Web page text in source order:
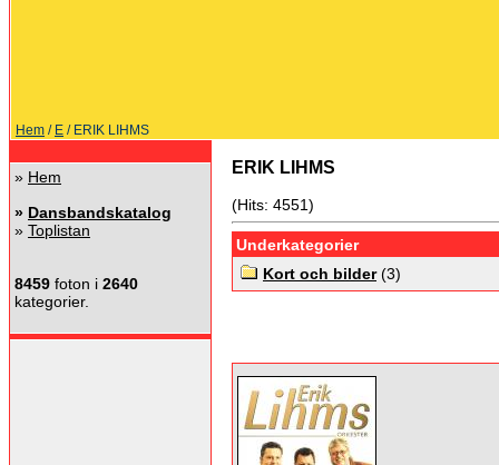
Hem / E / ERIK LIHMS
» Hem
» Dansbandskatalog
» Toplistan
8459 foton i 2640
kategorier.
ERIK LIHMS
(Hits: 4551)
Underkategorier
Kort och bilder(3)